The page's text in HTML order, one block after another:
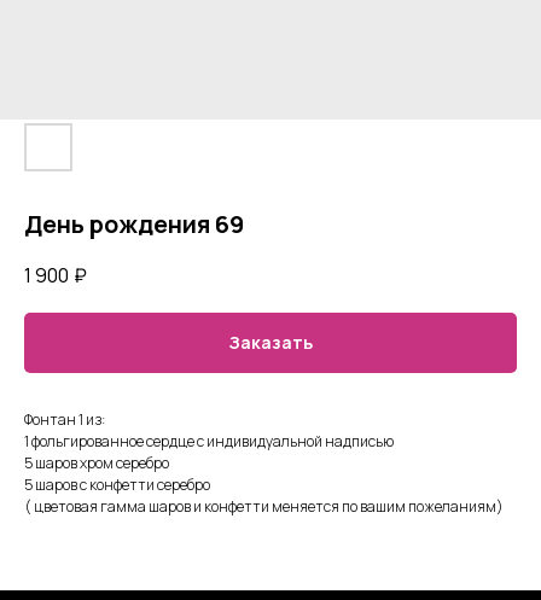
День рождения 69
1 900 ₽
Заказать
Фонтан 1 из:
1 фольгированное сердце с индивидуальной надписью
5 шаров хром серебро
5 шаров с конфетти серебро
( цветовая гамма шаров и конфетти меняется по вашим пожеланиям)